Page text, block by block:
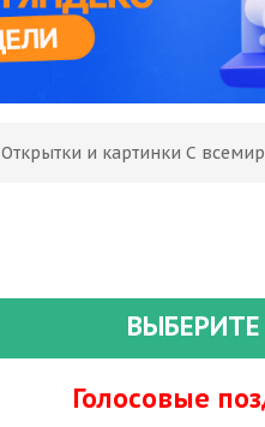
Открытки и картинки С
Голосовые